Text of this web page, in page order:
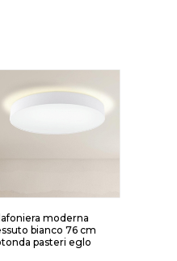
moderna
bianco 76 cm
pasteri eglo